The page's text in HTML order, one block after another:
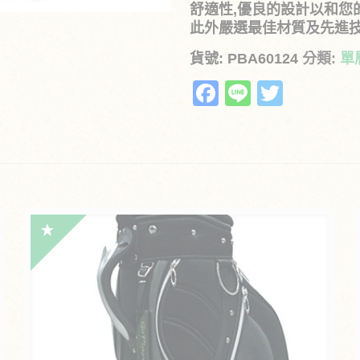
舒適性,優良的設計以和您
此外嚴選最佳材質及先進
貨號: PBA60124 分類: 單
Facebook
Line